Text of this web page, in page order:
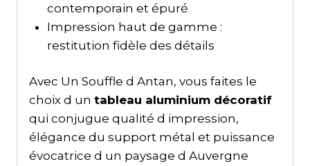
contemporain et épuré
Impression haut de gamme :
restitution fidèle des détails
Avec Un Souffle d Antan, vous faites le
choix d un tableau aluminium décoratif
qui conjugue qualité d impression,
élégance du support métal et puissance
évocatrice d un paysage d Auvergne